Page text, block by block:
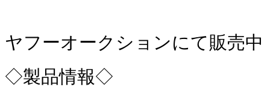
ヤフーオークションにて販売中
◇製品情報◇